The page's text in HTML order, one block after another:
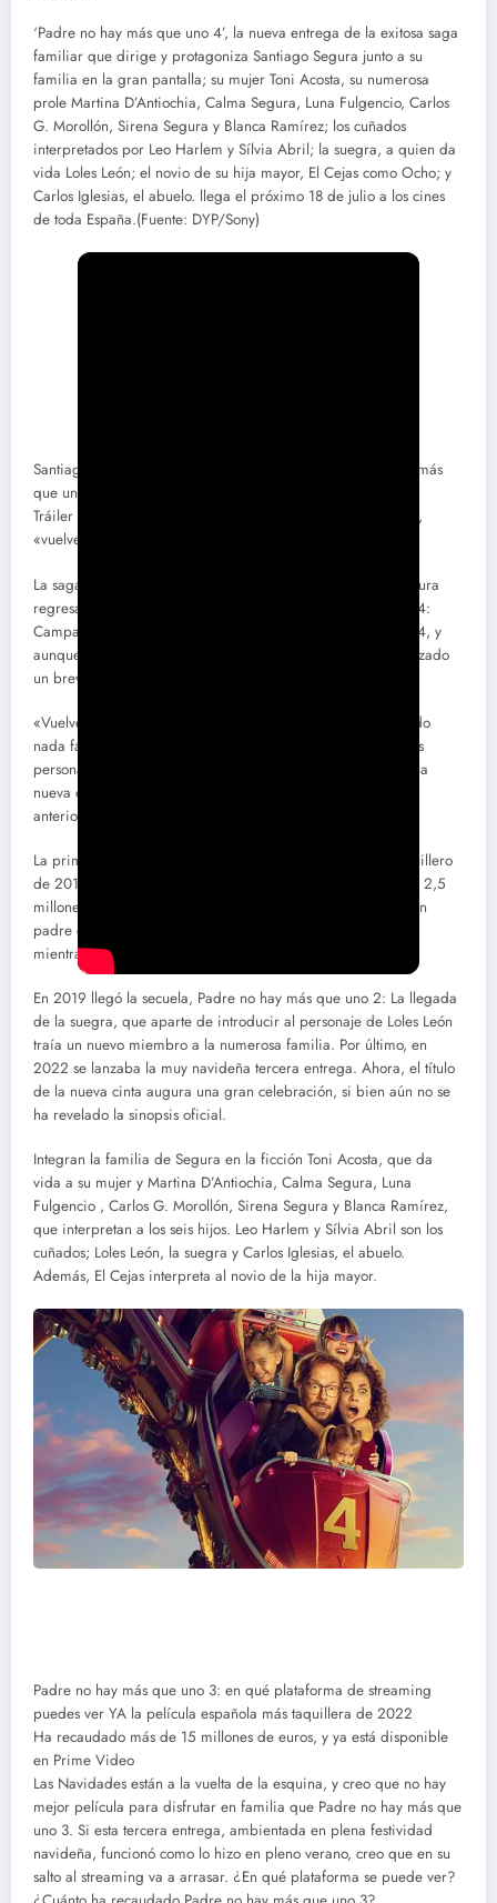
‘Padre no hay más que uno 4’, la nueva entrega de la exitosa saga
familiar que dirige y protagoniza Santiago Segura junto a su
familia en la gran pantalla; su mujer Toni Acosta, su numerosa
prole Martina D’Antiochia, Calma Segura, Luna Fulgencio, Carlos
G. Morollón, Sirena Segura y Blanca Ramírez; los cuñados
interpretados por Leo Harlem y Sílvia Abril; la suegra, a quien da
vida Loles León; el novio de su hija mayor, El Cejas como Ocho; y
Carlos Iglesias, el abuelo. llega el próximo 18 de julio a los cines
de toda España.(Fuente: DYP/Sony)
Santiago Segura anuncia fecha de estreno de Padre no hay más
que uno 4 que ya tiene tráiler
Tráiler de Padre no hay más que uno 4: Campanas de boda,
«vuelve una familia muy muy querida»
La saga familiar dirigida y protagonizada por Santiago Segura
regresa con una cuarta entrega. Padre no hay más que uno 4:
Campanas de boda llegará a los cines el 18 de julio de 2024, y
aunque queda más de medio año para su estreno, ya ha lanzado
un breve tráiler.
«Vuelve una familia muy muy querida. Llegar aquí no ha sido
nada fácil», comienza el avance, con una presentación de los
personajes muy teatral. El teaser, que no incluye escenas de la
nueva cinta, hace un recorrido de apenas un minuto por las
anteriores películas a modo de recapitulación.
La primera entrega de la saga fue el filme español más taquillero
de 2019, con 14,24 millones de euros en recaudación y casi 2,5
millones de espectadores. El filme partía de la premisa de un
padre que debía enfrentarse al cuidado de sus cinco hijos
mientras la madre estaba de vacaciones.
En 2019 llegó la secuela, Padre no hay más que uno 2: La llegada
de la suegra, que aparte de introducir al personaje de Loles León
traía un nuevo miembro a la numerosa familia. Por último, en
2022 se lanzaba la muy navideña tercera entrega. Ahora, el título
de la nueva cinta augura una gran celebración, si bien aún no se
ha revelado la sinopsis oficial.
Integran la familia de Segura en la ficción Toni Acosta, que da
vida a su mujer y Martina D’Antiochia, Calma Segura, Luna
Fulgencio , Carlos G. Morollón, Sirena Segura y Blanca Ramírez,
que interpretan a los seis hijos. Leo Harlem y Sílvia Abril son los
cuñados; Loles León, la suegra y Carlos Iglesias, el abuelo.
Además, El Cejas interpreta al novio de la hija mayor.
Padre no hay más que uno 3: en qué plataforma de streaming
puedes ver YA la película española más taquillera de 2022
Ha recaudado más de 15 millones de euros, y ya está disponible
en Prime Video
Las Navidades están a la vuelta de la esquina, y creo que no hay
mejor película para disfrutar en familia que Padre no hay más que
uno 3. Si esta tercera entrega, ambientada en plena festividad
navideña, funcionó como lo hizo en pleno verano, creo que en su
salto al streaming va a arrasar. ¿En qué plataforma se puede ver?